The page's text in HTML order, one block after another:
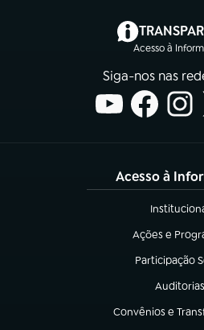
Acesso à
Siga-nos nas
Acesso à
(abre em
Ações e
(abre em nova
Participação
(abre em
Auditorias
(abre em
Convênios e
(abre em nova